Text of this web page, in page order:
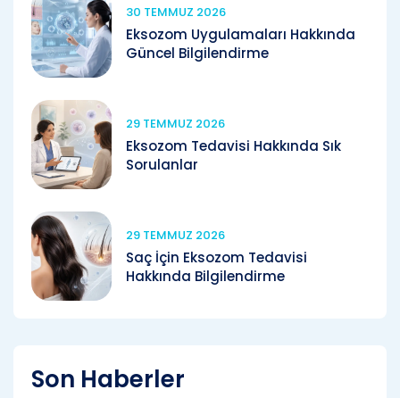
30 TEMMUZ 2026
Eksozom Uygulamaları Hakkında
Güncel Bilgilendirme
29 TEMMUZ 2026
Eksozom Tedavisi Hakkında Sık
Sorulanlar
29 TEMMUZ 2026
Saç İçin Eksozom Tedavisi
Hakkında Bilgilendirme
Son Haberler